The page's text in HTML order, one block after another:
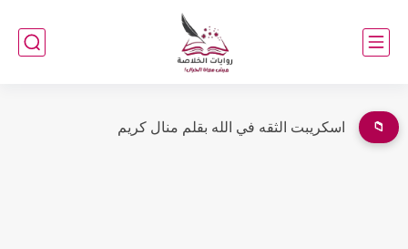
📁 حكاية فاتو والبقرة الصفراء